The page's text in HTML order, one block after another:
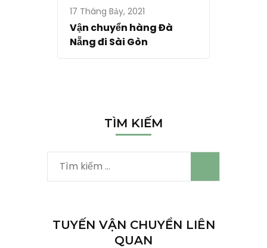
17 Tháng Bảy, 2021
Vận chuyển hàng Đà
Nẵng đi Sài Gòn
TÌM KIẾM
Tìm
kiếm
TUYẾN VẬN CHUYỂN LIÊN
QUAN